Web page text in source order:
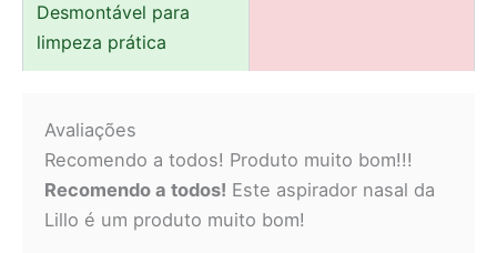
Desmontável para
limpeza prática
Avaliações
Recomendo a todos! Produto muito bom!!!
Recomendo a todos! Este aspirador nasal da
Lillo é um produto muito bom!